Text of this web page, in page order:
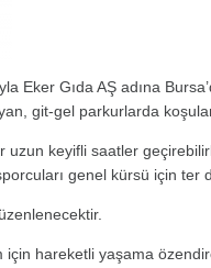
Eker Gıda AŞ adına
git-gel parkurlarda
uzun keyifli saatler
genel kürsü için ter
için hareketli yaşama